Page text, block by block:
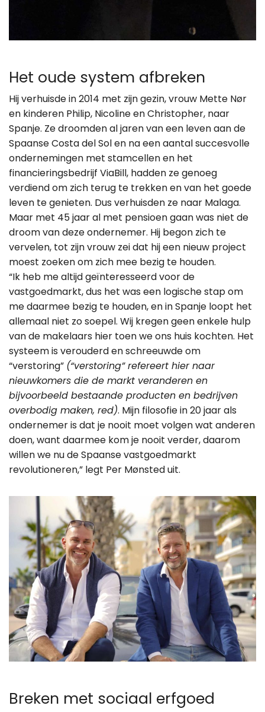
Het oude system afbreken
Hij verhuisde in 2014 met zijn gezin, vrouw Mette Nør
en kinderen Philip, Nicoline en Christopher, naar
Spanje. Ze droomden al jaren van een leven aan de
Spaanse Costa del Sol en na een aantal succesvolle
ondernemingen met stamcellen en het
financieringsbedrijf ViaBill, hadden ze genoeg
verdiend om zich terug te trekken en van het goede
leven te genieten. Dus verhuisden ze naar Malaga.
Maar met 45 jaar al met pensioen gaan was niet de
droom van deze ondernemer. Hij begon zich te
vervelen, tot zijn vrouw zei dat hij een nieuw project
moest zoeken om zich mee bezig te houden.
“Ik heb me altijd geïnteresseerd voor de
vastgoedmarkt, dus het was een logische stap om
me daarmee bezig te houden, en in Spanje loopt het
allemaal niet zo soepel. Wij kregen geen enkele hulp
van de makelaars hier toen we ons huis kochten. Het
systeem is verouderd en schreeuwde om
“verstoring” (“verstoring” refereert hier naar
nieuwkomers die de markt veranderen en
bijvoorbeeld bestaande producten en bedrijven
overbodig maken, red). Mijn filosofie in 20 jaar als
ondernemer is dat je nooit moet volgen wat anderen
doen, want daarmee kom je nooit verder, daarom
willen we nu de Spaanse vastgoedmarkt
revolutioneren,” legt Per Mønsted uit.
Breken met sociaal erfgoed